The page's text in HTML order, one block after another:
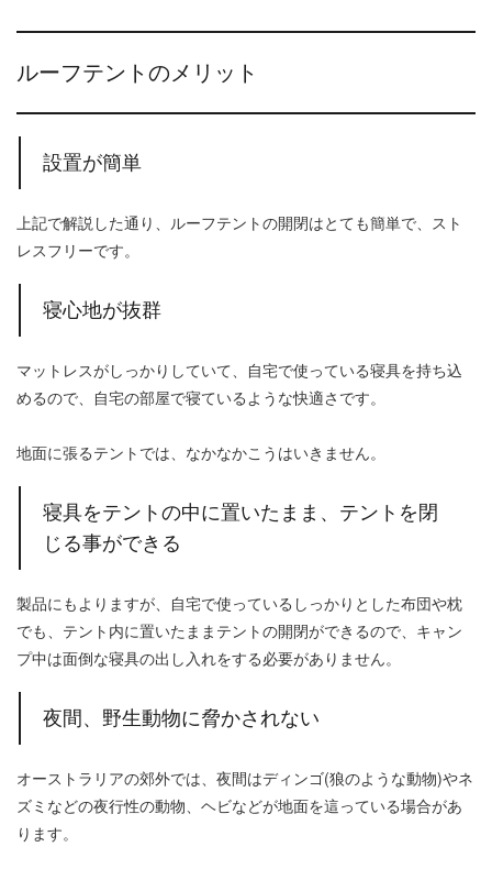
ルーフテントのメリット
設置が簡単
上記で解説した通り、ルーフテントの開閉はとても簡単で、スト
レスフリーです。
寝心地が抜群
マットレスがしっかりしていて、自宅で使っている寝具を持ち込
めるので、自宅の部屋で寝ているような快適さです。
地面に張るテントでは、なかなかこうはいきません。
寝具をテントの中に置いたまま、テントを閉
じる事ができる
製品にもよりますが、自宅で使っているしっかりとした布団や枕
でも、テント内に置いたままテントの開閉ができるので、キャン
プ中は面倒な寝具の出し入れをする必要がありません。
夜間、野生動物に脅かされない
オーストラリアの郊外では、夜間はディンゴ(狼のような動物)やネ
ズミなどの夜行性の動物、ヘビなどが地面を這っている場合があ
ります。